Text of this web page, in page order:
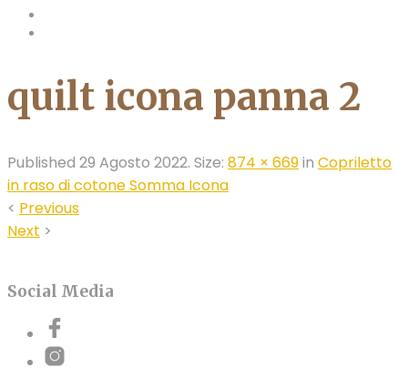
quilt icona panna 2
Published 29 Agosto 2022. Size: 874 × 669in Copriletto
in raso di cotone Somma Icona
< Previous
Next >
Social Media